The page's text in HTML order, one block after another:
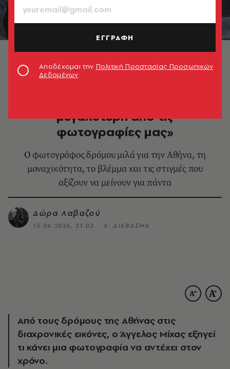
© Άγγελος Μίχας
μεγαλύτερη από τις
φωτογραφίες μας»
Ο φωτογράφος δρόμου μιλά για την Αθήνα, τη
μοναχικότητα, το βλέμμα και τις στιγμές που
αξίζουν να μείνουν για πάντα
Δώρα Λαβαζού
15.06.2026, 21:02 6’ ΔΙΑΒΑΣΜΑ
Από τους δρόμους της Αθήνας στις
διαχρονικές εικόνες, ο Άγγελος Μίχας εξηγεί
τι κάνει μια φωτογραφία να αντέχει στον
χρόνο.
ΕΓΓΡΑΦΗ
Αποδέχομαι την Πολιτική Προστασίας Προσωπικών
Δεδομένων